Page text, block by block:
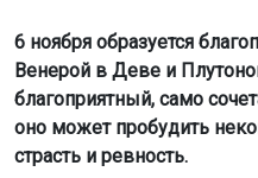
6 ноября образуется
Венерой в Деве и
благоприятный, само
оно может пробудить
страсть и ревность.